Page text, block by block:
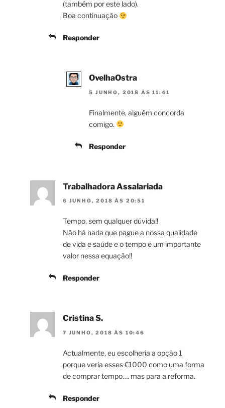
(também por este lado).
Boa continuação
Responder
OvelhaOstra
5 JUNHO, 2018 ÀS 11:41
Finalmente, alguém concorda
comigo.
Responder
Trabalhadora Assalariada
6 JUNHO, 2018 ÀS 20:51
Tempo, sem qualquer dúvida!!
Não há nada que pague a nossa qualidade
de vida e saúde e o tempo é um importante
valor nessa equação!!
Responder
Cristina S.
7 JUNHO, 2018 ÀS 10:46
Actualmente, eu escolheria a opção 1
porque veria esses €1000 como uma forma
de comprar tempo…. mas para a reforma.
Responder